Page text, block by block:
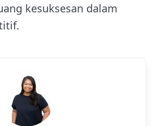
kesuksesan dalam